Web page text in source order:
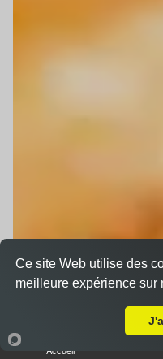
Accueil
Ce site Web utilise des
meilleure expérience sur